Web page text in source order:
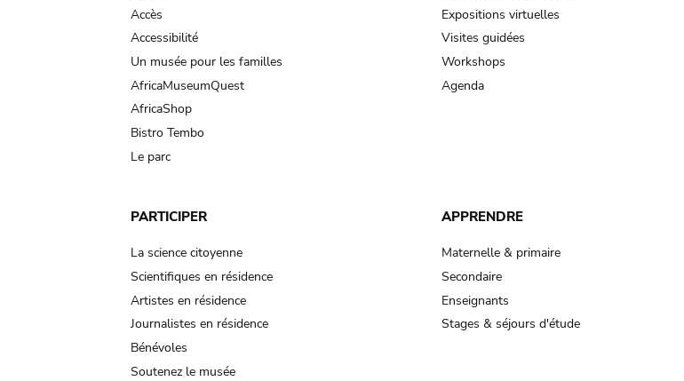
Accès
Accessibilité
Un musée pour les familles
AfricaMuseumQuest
AfricaShop
Bistro Tembo
Le parc
Expositions virtuelles
Visites guidées
Workshops
Agenda
PARTICIPER
La science citoyenne
Scientifiques en résidence
Artistes en résidence
Journalistes en résidence
Bénévoles
Soutenez le musée
APPRENDRE
Maternelle & primaire
Secondaire
Enseignants
Stages & séjours d'étude